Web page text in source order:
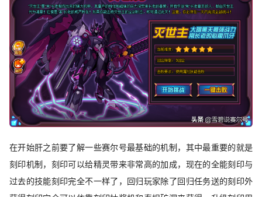
在开始肝之前要了解一些赛尔号最基础的机制，其中最重要的就是
刻印机制，刻印可以给精灵带来非常高的加成，现在的全能刻印与
过去的技能刻印完全不一样了，回归玩家除了回归任务送的刻印外